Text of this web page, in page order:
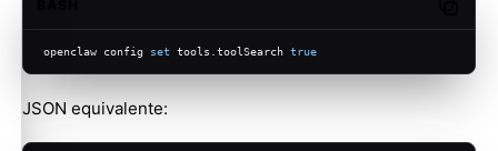
openclaw config set tools.toolSearch true
JSON equivalente: